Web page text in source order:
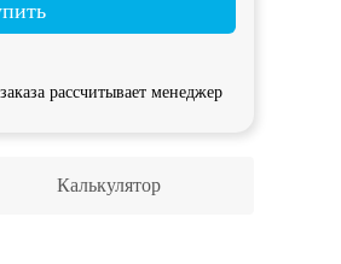
рассчитывает менеджер
Калькулятор